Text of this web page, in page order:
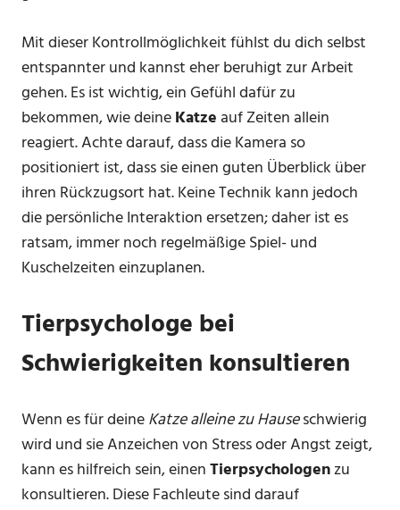
Mit dieser Kontrollmöglichkeit fühlst du dich selbst
entspannter und kannst eher beruhigt zur Arbeit
gehen. Es ist wichtig, ein Gefühl dafür zu
bekommen, wie deineKatze auf Zeiten allein
reagiert. Achte darauf, dass die Kamera so
positioniert ist, dass sie einen guten Überblick über
ihren Rückzugsort hat. Keine Technik kann jedoch
die persönliche Interaktion ersetzen; daher ist es
ratsam, immer noch regelmäßige Spiel- und
Kuschelzeiten einzuplanen.
Tierpsychologe bei
Schwierigkeiten konsultieren
Wenn es für deineKatze alleine zu Hauseschwierig
wird und sie Anzeichen von Stress oder Angst zeigt,
kann es hilfreich sein, einenTierpsychologenzu
konsultieren. Diese Fachleute sind darauf